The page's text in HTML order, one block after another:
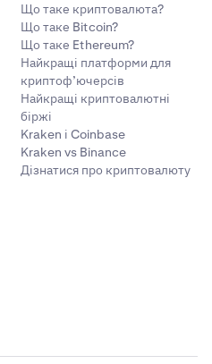
Що таке криптовалюта?
Що таке Bitcoin?
Що таке Ethereum?
Найкращі платформи для
криптоф’ючерсів
Найкращі криптовалютні
біржі
Kraken і Coinbase
Kraken vs Binance
Дізнатися про криптовалюту